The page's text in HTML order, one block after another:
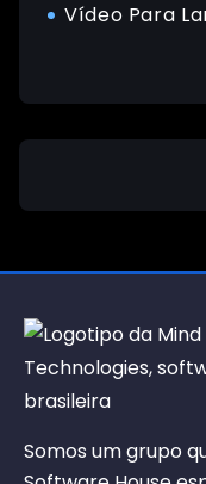
Vídeo Para
Somos um grupo